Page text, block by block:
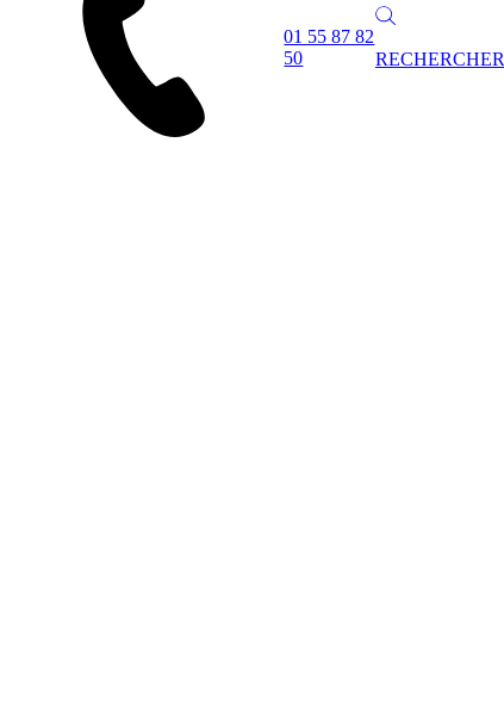
01 55 87 82
50
RECHERCHER